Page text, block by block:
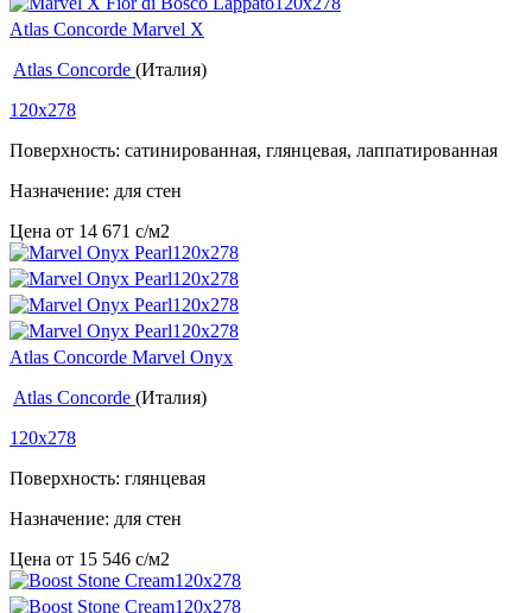
Atlas Concorde Marvel X
Atlas Concorde (Италия)
120x278
Поверхность: сатинированная, глянцевая, лаппатированная
Назначение: для стен
Цена от 14 671 c/м2
Atlas Concorde Marvel Onyx
Atlas Concorde (Италия)
120x278
Поверхность: глянцевая
Назначение: для стен
Цена от 15 546 c/м2